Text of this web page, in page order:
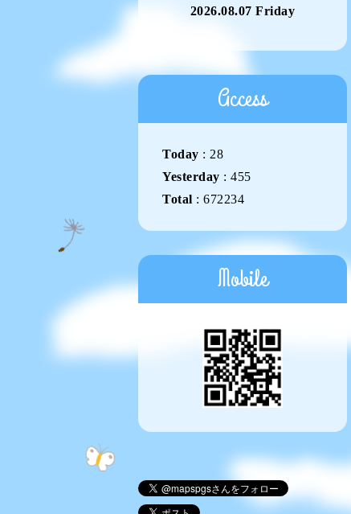
2026.08.07 Friday
Access
Today : 28
Yesterday : 455
Total : 672234
Mobile